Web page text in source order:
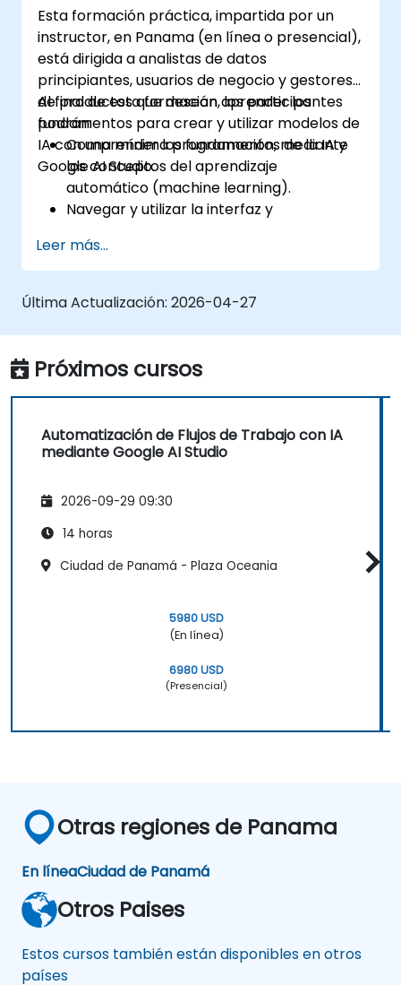
Esta formación práctica, impartida por un
instructor, en Panama (en línea o presencial),
está dirigida a analistas de datos
principiantes, usuarios de negocio y gestores
de productos que desean aprender los
fundamentos para crear y utilizar modelos de
IA con una mínima programación, mediante
Google AI Studio.
Al final de esta formación, los participantes
podrán:
Comprender los fundamentos de la IA y
los conceptos del aprendizaje
automático (machine learning).
Navegar y utilizar la interfaz y
Crear modelos de IA usando plantillas
predefinidas y conjuntos de datos.
Entrenar y evaluar modelos con flujos de
Desplegar modelos de IA para
aplicaciones del mundo real.
Leer más...
Última Actualización: 2026-04-27
Próximos cursos
Automatización de Flujos de Trabajo con IA
mediante Google AI Studio
2026-09-29 09:30
14 horas
Ciudad de Panamá - Plaza Oceania
5980 USD
(En línea)
6980 USD
(Presencial)
Otras regiones de Panama
En líneaCiudad de Panamá
Otros Paises
Estos cursos también están disponibles en otros
países